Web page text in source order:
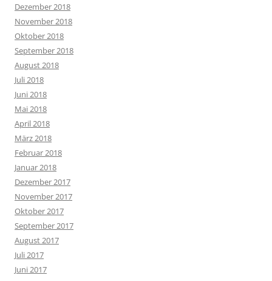
Dezember 2018
November 2018
Oktober 2018
September 2018
August 2018
Juli 2018
Juni 2018
Mai 2018
April 2018
März 2018
Februar 2018
Januar 2018
Dezember 2017
November 2017
Oktober 2017
September 2017
August 2017
Juli 2017
Juni 2017